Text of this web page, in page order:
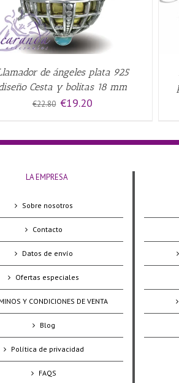
de ángeles plata 925
Cesta y bolitas 18 mm
€22.80 El
€22.80.
€19.20
€19.20.
LA EMPRESA
Sobre nosotros
Contacto
Datos de envío
Ofertas especiales
Y CONDICIONES DE VENTA
Blog
Política de privacidad
FAQS